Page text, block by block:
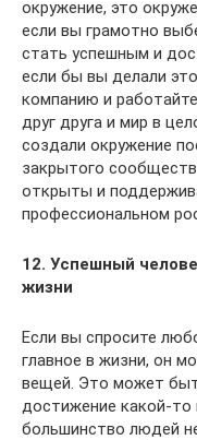
окружение, это
если вы грамотно
стать успешным и
если бы вы делали
компанию и
друг друга и мир в
создали окружение
закрытого
открыты и
профессиональном
12. Успешный
жизни
Если вы спросите
главное в жизни, он
вещей. Это может
достижение какой-то
большинство людей